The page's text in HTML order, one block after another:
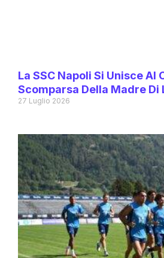
La SSC Napoli Si Unisce Al
Scomparsa Della Madre Di
27 Luglio 2026